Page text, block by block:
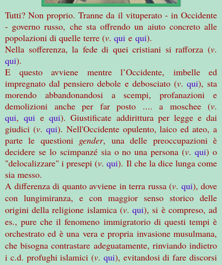
Tutti? Non proprio. Tranne da il vituperato - in Occidente
- governo russo, che sta offrendo un aiuto concreto alle
popolazioni di quelle terre (v. qui e qui).
Nella sofferenza, la fede di quei cristiani si rafforza (v.
qui).
E questo avviene mentre l’Occidente, imbelle ed
impregnato dal pensiero debole e debosciato (v. qui), sta
morendo abbandonandosi a scempi, profanazioni e
demolizioni anche per far posto .... a moschee (v.
qui,qui equi). Giustificate addirittura per legge e dai
giudici (v. qui). Nell'Occidente opulento, laico ed ateo, a
parte le questioni gender, una delle preoccupazioni è
decidere se lo scimpanzé sia o no una persona (v.qui) o
"delocalizzare" i presepi (v.qui). Il che la dice lunga come
sia messo.
A differenza di quanto avviene in terra russa (v. qui), dove
con lungimiranza, e con maggior senso storico delle
origini della religione islamica (v.qui), si è compreso, ad
es., pure che il fenomeno immigratorio di questi tempi è
orchestrato ed è una vera e propria invasione musulmana,
che bisogna contrastare adeguatamente, rinviando indietro
i c.d. profughi islamici (v. qui), evitandosi di fare discorsi